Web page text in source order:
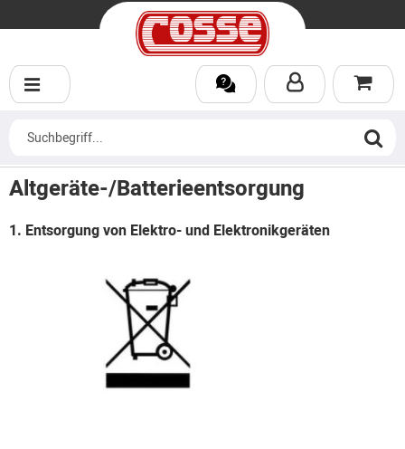
Altgeräte-/Batterieentsorgung
1. Entsorgung von Elektro- und Elektronikgeräten